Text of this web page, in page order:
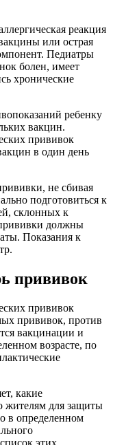
реакция
или острая
Педиатры
болен, имеет
хронические
ребенку
вакцин.
прививок
в один день
не сбивая
подготовиться к
склонных к
должны
Показания к
прививок
прививок
прививок, против
вакцинации и
возрасте, по
какие
жителям для защиты
в определенном
этих